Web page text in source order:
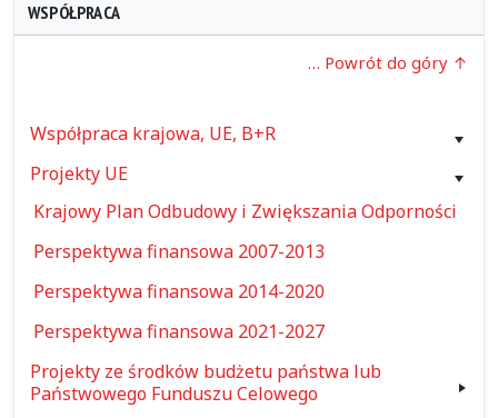
WSPÓŁPRACA
… Powrót do góry
Współpraca krajowa, UE, B+R
Projekty UE
Krajowy Plan Odbudowy i Zwiększania Odporności
Perspektywa finansowa 2007-2013
Perspektywa finansowa 2014-2020
Perspektywa finansowa 2021-2027
Projekty ze środków budżetu państwa lub
Państwowego Funduszu Celowego